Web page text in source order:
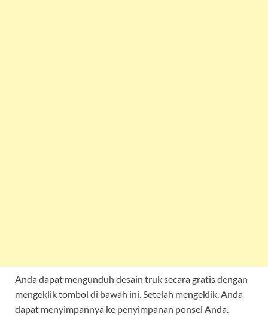
Anda dapat mengunduh desain truk secara gratis dengan
mengeklik tombol di bawah ini. Setelah mengeklik, Anda
dapat menyimpannya ke penyimpanan ponsel Anda.